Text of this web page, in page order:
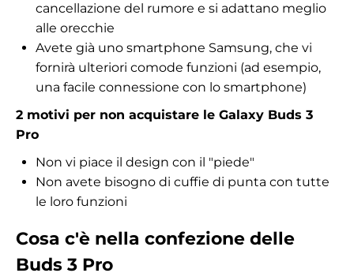
cancellazione del rumore e si adattano meglio
alle orecchie
Avete già uno smartphone Samsung, che vi
fornirà ulteriori comode funzioni (ad esempio,
una facile connessione con lo smartphone)
2 motivi per non acquistare le Galaxy Buds 3
Pro
Non vi piace il design con il "piede"
Non avete bisogno di cuffie di punta con tutte
le loro funzioni
Cosa c'è nella confezione delle
Buds 3 Pro